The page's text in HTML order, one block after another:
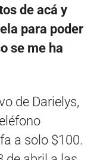
de acá y
para poder
se me ha
de Darielys,
a solo $100.